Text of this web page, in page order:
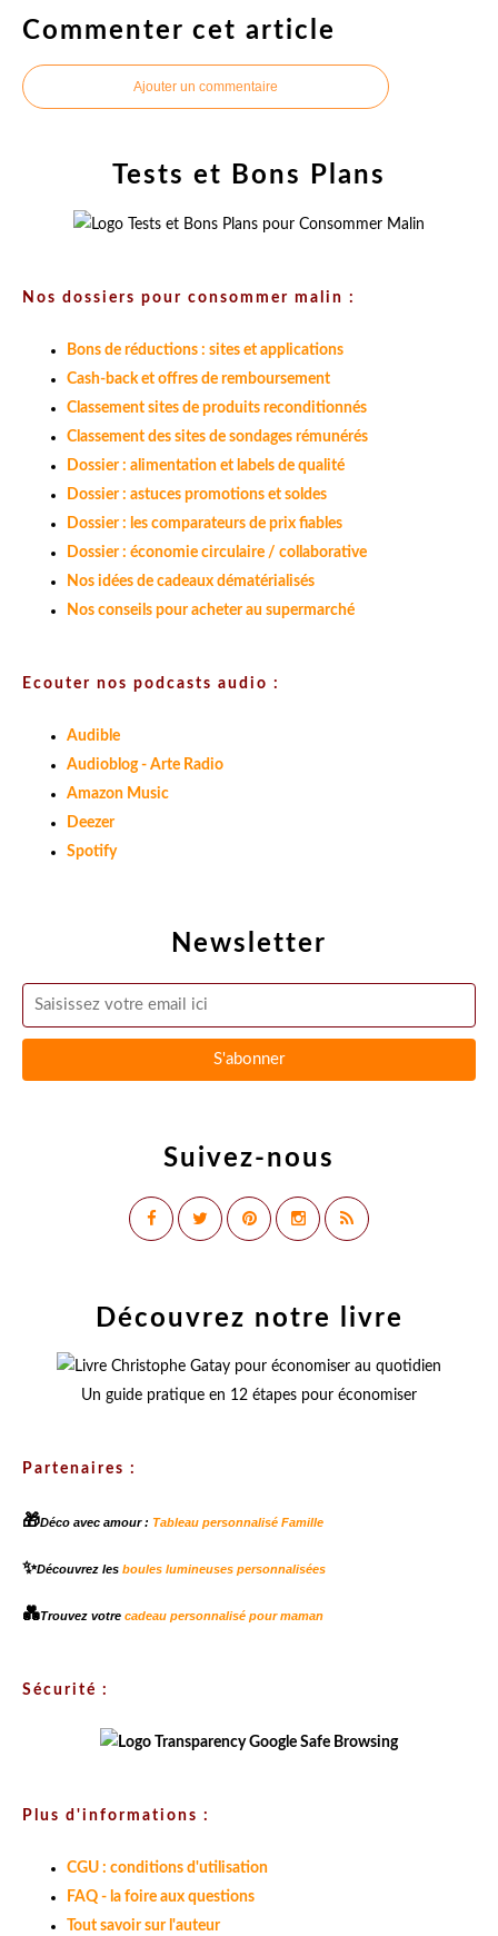
Commenter cet article
Ajouter un commentaire
Newsletter
Suivez-nous
Tests et Bons Plans
Nos dossiers pour consommer malin :
Bons de réductions : sites et applications
Cash-back et offres de remboursement
Classement sites de produits reconditionnés
Classement des sites de sondages rémunérés
Dossier : alimentation et labels de qualité
Dossier : astuces promotions et soldes
Dossier : les comparateurs de prix fiables
Dossier : économie circulaire / collaborative
Nos idées de cadeaux dématérialisés
Nos conseils pour acheter au supermarché
Ecouter nos podcasts audio :
Audible
Audioblog - Arte Radio
Amazon Music
Deezer
Spotify
Découvrez notre livre
Un guide pratique en 12 étapes pour économiser
Partenaires :
🎁Déco avec amour : Tableau personnalisé Famille
✨Découvrez les boules lumineuses personnalisées
💑Trouvez votre cadeau personnalisé pour maman
Sécurité :
Plus d'informations :
CGU : conditions d'utilisation
FAQ - la foire aux questions
Tout savoir sur l'auteur